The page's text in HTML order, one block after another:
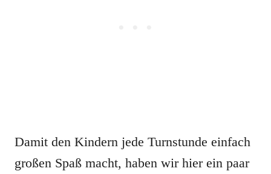
Damit den Kindern jede Turnstunde einfach
großen Spaß macht, haben wir hier ein paar